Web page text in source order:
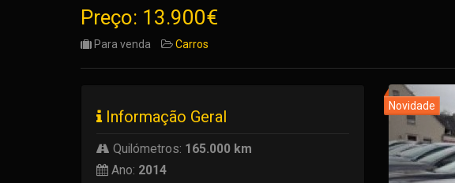
Preço: 13.900€
Para venda Carros
Informação Geral
Quilómetros: 165.000 km
Ano: 2014